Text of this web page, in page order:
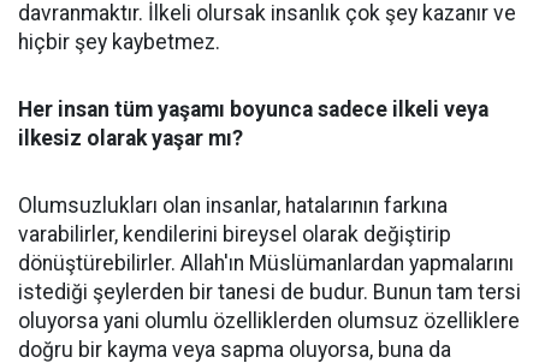
davranmaktır. İlkeli olursak insanlık çok şey kazanır ve
hiçbir şey kaybetmez.
Her insan tüm yaşamı boyunca sadece ilkeli veya
ilkesiz olarak yaşar mı?
Olumsuzlukları olan insanlar, hatalarının farkına
varabilirler, kendilerini bireysel olarak değiştirip
dönüştürebilirler. Allah'ın Müslümanlardan yapmalarını
istediği şeylerden bir tanesi de budur. Bunun tam tersi
oluyorsa yani olumlu özelliklerden olumsuz özelliklere
doğru bir kayma veya sapma oluyorsa, buna da